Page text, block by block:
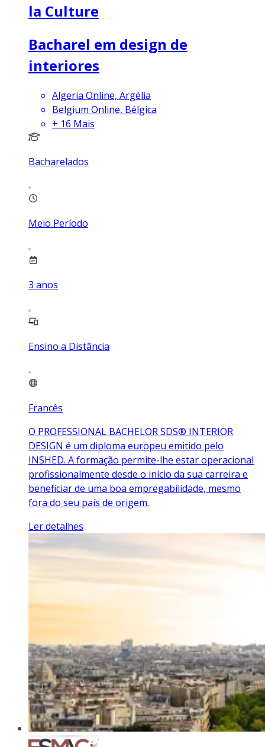
la Culture
Bacharel em design de
interiores
Algeria Online, Argélia
Belgium Online, Bélgica
+ 16 Mais
Bacharelados
Meio Período
3 anos
Ensino a Distância
Francês
O PROFESSIONAL BACHELOR SDS® INTERIOR
DESIGN é um diploma europeu emitido pelo
INSHED. A formação permite-lhe estar operacional
profissionalmente desde o início da sua carreira e
beneficiar de uma boa empregabilidade, mesmo
fora do seu país de origem.
Ler detalhes